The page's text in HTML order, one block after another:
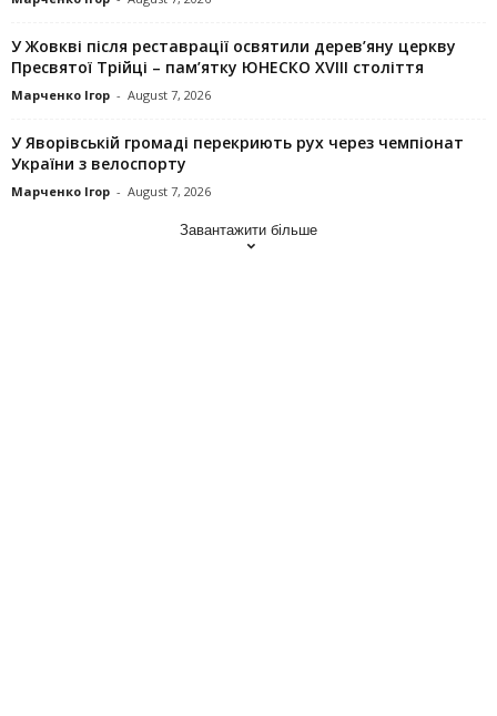
У Жовкві після реставрації освятили дерев’яну церкву
Пресвятої Трійці – пам’ятку ЮНЕСКО XVIII століття
Марченко Ігор - August 7, 2026
У Яворівській громаді перекриють рух через чемпіонат
України з велоспорту
Марченко Ігор - August 7, 2026
Завантажити більше